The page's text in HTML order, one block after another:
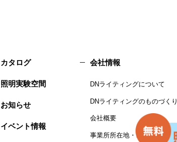
カタログ
照明実験空間
お知らせ
イベント情報
会社情報
DNライティングについて
DNライティングのものづくり
会社概要
事業所所在地・MAP